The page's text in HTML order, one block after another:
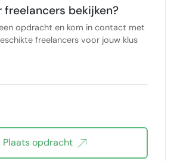
freelancers bekijken?
opdracht en kom in contact met
freelancers voor jouw klus
Plaats opdracht